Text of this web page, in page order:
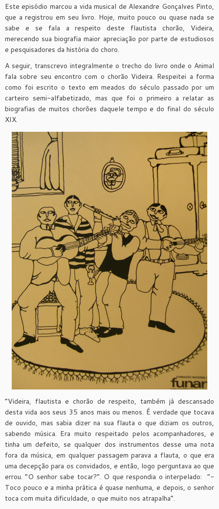
Este episódio marcou a vida musical de Alexandre Gonçalves Pinto,
que a registrou em seu livro. Hoje, muito pouco ou quase nada se
sabe e se fala a respeito deste flautista chorão, Videira,
merecendo sua biografia maior apreciação por parte de estudiosos
e pesquisadores da história do choro.
A seguir, transcrevo integralmente o trecho do livro onde o Animal
fala sobre seu encontro com o chorão Videira. Respeitei a forma
como foi escrito o texto em meados do século passado por um
carteiro semi-alfabetizado, mas que foi o primeiro a relatar as
biografias de muitos chorões daquele tempo e do final do século
XIX.
“Videira, flautista e chorão de respeito, também já descansado
desta vida aos seus 35 anos mais ou menos. É verdade que tocava
de ouvido, mas sabia dizer na sua flauta o que diziam os outros,
sabendo música. Era muito respeitado pelos acompanhadores, e
tinha um defeito, se qualquer dos instrumentos desse uma nota
fora da música, em qualquer passagem parava a flauta, o que era
uma decepção para os convidados, e então, logo perguntava ao que
errou. “O senhor sabe tocar?”. O que respondia o interpelado: “-
Toco pouco e a minha prática é quase nenhuma, e depois, o senhor
toca com muita dificuldade, o que muito nos atrapalha”.